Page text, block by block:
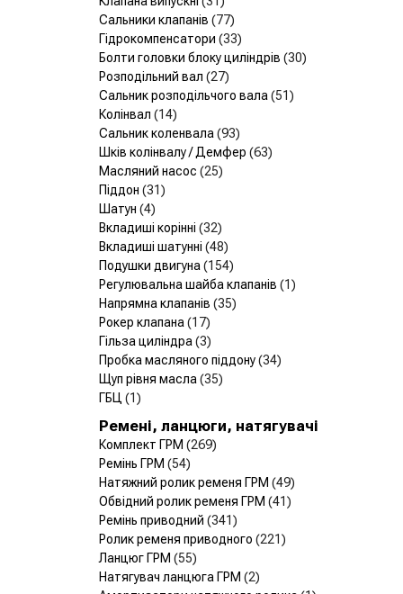
Сальники клапанів (77)
Гідрокомпенсатори (33)
Болти головки блоку циліндрів (30)
Розподільний вал (27)
Сальник розподільчого вала (51)
Колінвал (14)
Сальник коленвала (93)
Шків колінвалу / Демфер (63)
Масляний насос (25)
Піддон (31)
Шатун (4)
Вкладиші корінні (32)
Вкладиші шатунні (48)
Подушки двигуна (154)
Регулювальна шайба клапанів (1)
Напрямна клапанів (35)
Рокер клапана (17)
Гільза циліндра (3)
Пробка масляного піддону(34)
Щуп рівня масла (35)
ГБЦ (1)
Ремені, ланцюги, натягувачі
Комплект ГРМ (269)
Ремінь ГРМ (54)
Натяжний ролик ременя ГРМ (49)
Обвідний ролик ременя ГРМ (41)
Ремінь приводний (341)
Ролик ременя приводного (221)
Ланцюг ГРМ (55)
Натягувач ланцюга ГРМ (2)